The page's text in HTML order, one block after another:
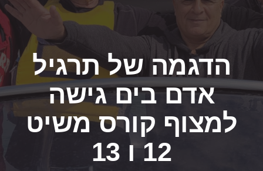
הדגמה של תרגיל
אדם בים גישה
למצוף קורס משיט
12 ו 13